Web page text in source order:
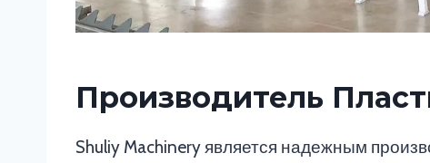
Производитель
Shuliy Machinery является надежным